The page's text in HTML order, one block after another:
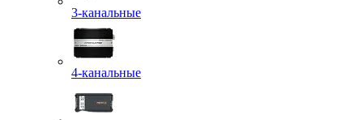
3-канальные
4-канальные